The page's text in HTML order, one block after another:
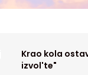
Krao kola
izvol'te"